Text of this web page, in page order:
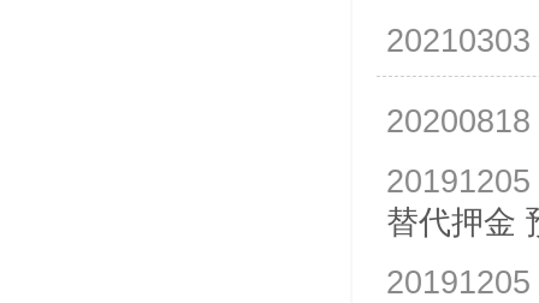
20210303
20200818
20191205
替代押金
20191205